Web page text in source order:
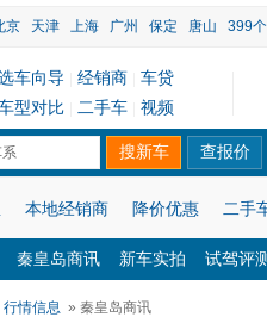
京 天津 上海 广州 保定 唐山 399
车向导 经销商
车贷
型对比 二手车 视频
本地经销商 降价优惠 二手
秦皇岛商讯 新车实拍 试驾评
行情信息 » 秦皇岛商讯